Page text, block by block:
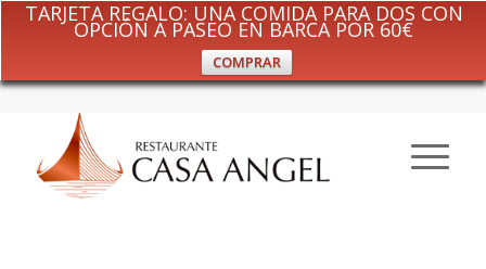
TARJETA REGALO: UNA COMIDA PARA DOS CON
OPCIÓN A PASEO EN BARCA POR 60€
COMPRAR